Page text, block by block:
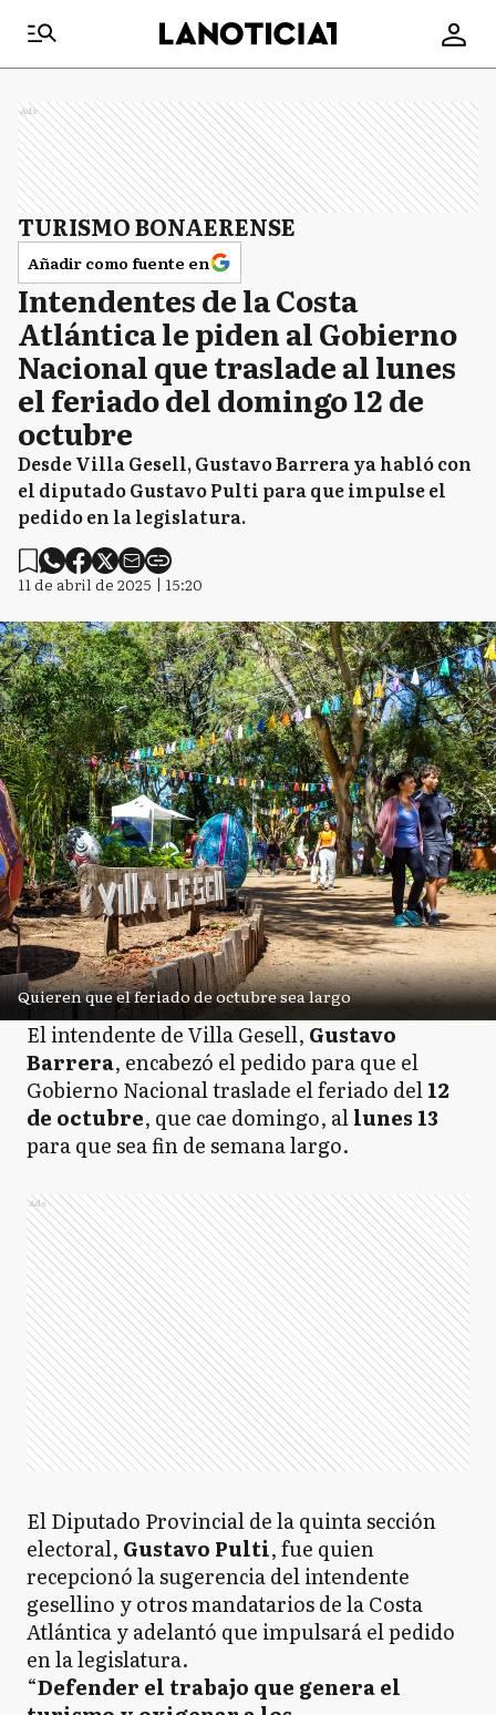
Ads
TURISMO BONAERENSE
Añadir como fuente en
Intendentes de la Costa
Atlántica le piden al Gobierno
Nacional que traslade al lunes
el feriado del domingo 12 de
octubre
Desde Villa Gesell, Gustavo Barrera ya habló con
el diputado Gustavo Pulti para que impulse el
pedido en la legislatura.
11 de abril de 2025 | 15:20
Quieren que el feriado de octubre sea largo
El intendente de Villa Gesell, Gustavo
Barrera, encabezó el pedido para que el
Gobierno Nacional traslade el feriado del12
de octubre, que cae domingo, allunes 13
para que sea fin de semana largo.
Ads
El Diputado Provincial de la quinta sección
electoral, Gustavo Pulti, fue quien
recepcionó la sugerencia del intendente
gesellino y otros mandatarios de la Costa
Atlántica y adelantó que impulsará el pedido
en la legislatura.
“Defender el trabajo que genera el